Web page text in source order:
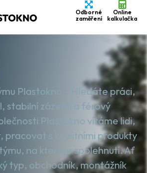
Odborné
zaměření
Online
kalkulačka
Plastokno – Hledáte práci,
stabilní zázemí a férový
Plastokno vítáme lidi,
pracovat s kvalitními produkty
na který je spolehnutí. Ať
typ, obchodník, montážník